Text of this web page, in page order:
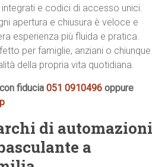
e codici di accesso unici.
apertura e chiusura è veloce e
esperienza più fluida e pratica.
per famiglie, anziani o chiunque
della propria vita quotidiana.
fiducia051 0910496 oppure
di automazioni
a